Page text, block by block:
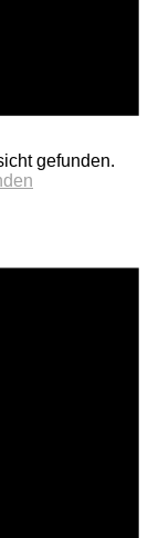
gefunden.